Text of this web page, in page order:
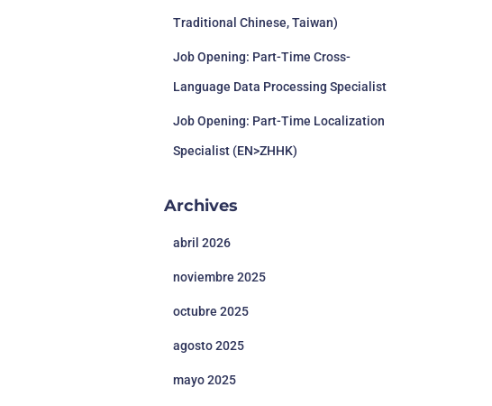
Traditional Chinese, Taiwan)
Job Opening: Part-Time Cross-
Language Data Processing Specialist
Job Opening: Part-Time Localization
Specialist (EN>ZHHK)
Archives
abril 2026
noviembre 2025
octubre 2025
agosto 2025
mayo 2025